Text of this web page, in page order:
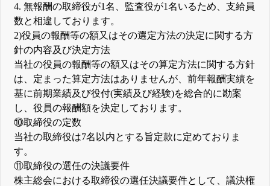
4. 無報酬の取締役が1名、監査役が1名いるため、支給員
数と相違しております。
2)役員の報酬等の額又はその選定方法の決定に関する方
針の内容及び決定方法
当社の役員の報酬等の額又はその算定方法に関する方針
は、定まった算定方法はありませんが、前年報酬実績を
基に前期業績及び役付(実績及び経験)を総合的に勘案
し、役員の報酬額を決定しております。
⑩取締役の定数
当社の取締役は7名以内とする旨定款に定めておりま
す。
⑪取締役の選任の決議要件
株主総会における取締役の選任決議要件として、議決権